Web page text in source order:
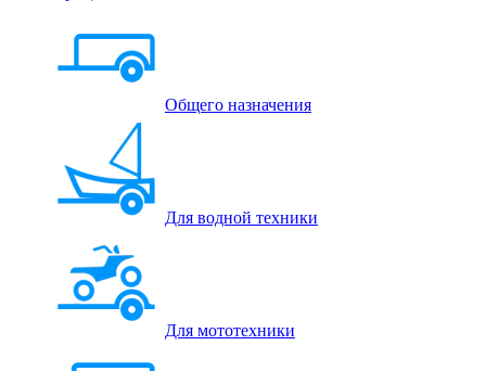
Общего назначения
Для водной техники
Для мототехники